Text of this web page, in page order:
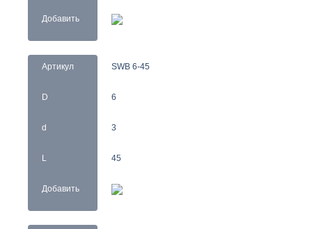
Добавить
Артикул
D
d
L
Добавить
SWB 6-45
6
3
45